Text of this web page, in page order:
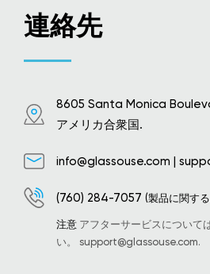
連絡先
8605 Santa Monica
アメリカ合衆国.
info@glassouse.com |
(760) 284-7057 (製品に関す
注意 アフターサービスについて
い。 support@glassouse.com.